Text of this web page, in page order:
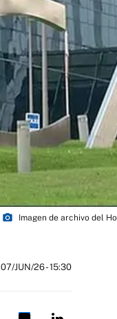
photo_camera Imagen de archivo del
07/JUN/26 - 15:30